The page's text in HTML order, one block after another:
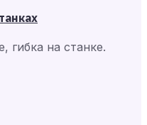
гибка на станке.